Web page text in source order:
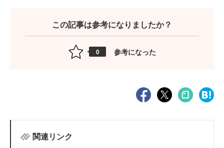
この記事は参考になりましたか？
0 参考になった
関連リンク